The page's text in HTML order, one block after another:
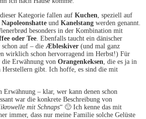
Kategorie fallen auf Kuchen , speziell auf
Napoleonshatte und Kanelstang werden genannt.
besonders in der Kombination mit
oder Tee . Ebenfalls taucht ein dänischer
schon auf – die Æbleskiver (und mal ganz
wirklich schon hervorragend im Herbst!) Für
Erwähnung von Orangenkeksen , die es ja in
Herstellern gibt. Ich hoffe, es sind die mit
Erwähnung – klar, wer kann denen schon
war die konkrete Beschreibung von
mit Schnaps“ 🙂 Ich kenne das mit
immer, dass nur meine Familie solche Gelüste